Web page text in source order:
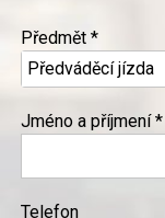
Předmět *
Jméno a příjmení *
Telefon